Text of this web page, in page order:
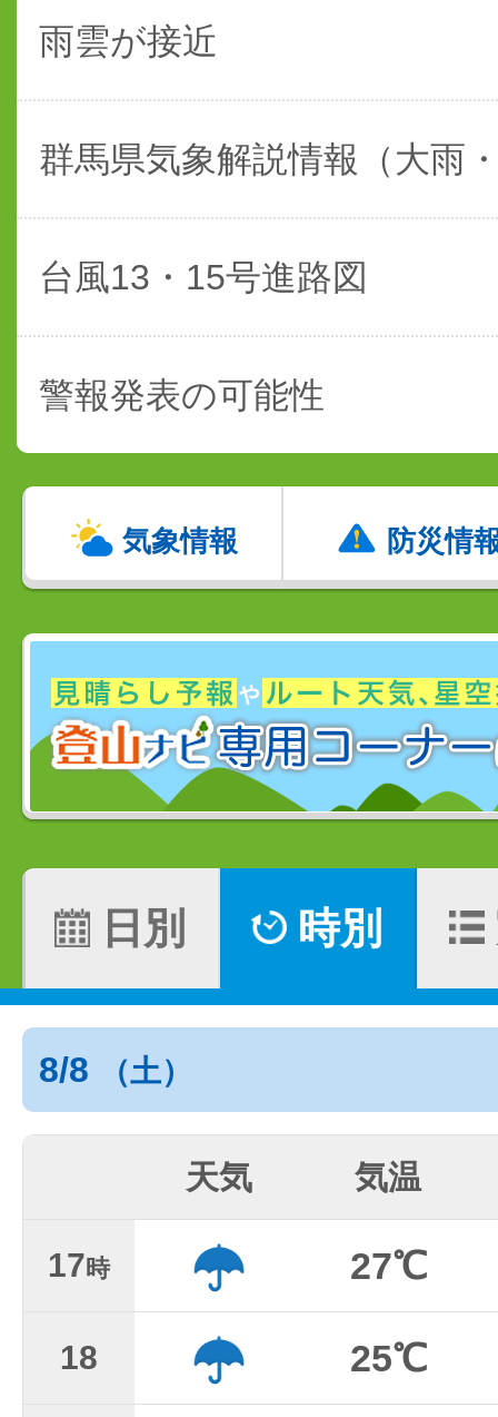
雨雲が接近
群馬県気象解説情報（大雨
台風13・15号進路図
警報発表の可能性
気象情報 防災情
日別 時別
8/8 （土）
天気 気温
17時 27℃
18 25℃